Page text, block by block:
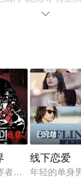
清未删减完整版

6.0
者们为了抓住第
已完结
线下恋爱
年轻的单身